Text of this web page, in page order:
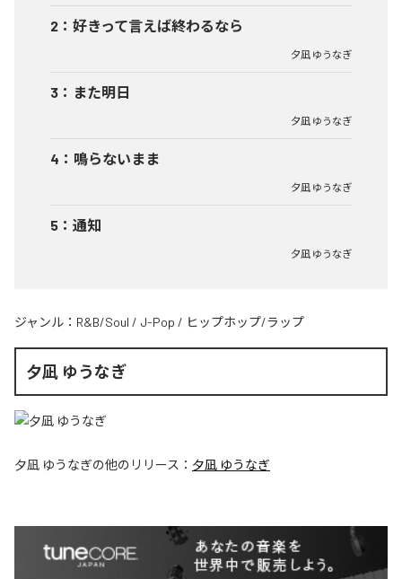
2 ： 好きって言えば終わるなら
夕凪 ゆうなぎ
3 ： また明日
夕凪 ゆうなぎ
4 ： 鳴らないまま
夕凪 ゆうなぎ
5 ： 通知
夕凪 ゆうなぎ
ジャンル： R&B/Soul / J-Pop / ヒップホップ/ラップ
夕凪 ゆうなぎ
夕凪 ゆうなぎの他のリリース： 夕凪 ゆうなぎ